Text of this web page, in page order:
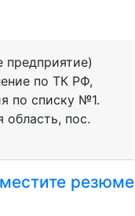
по ТК РФ,
по списку №1.
пос.
резюме